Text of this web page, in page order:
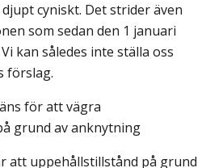
cyniskt. Det strider även
som sedan den 1 januari
kan således inte ställa oss
förslag.
för att vägra
grund av anknytning
att uppehållstillstånd på grund